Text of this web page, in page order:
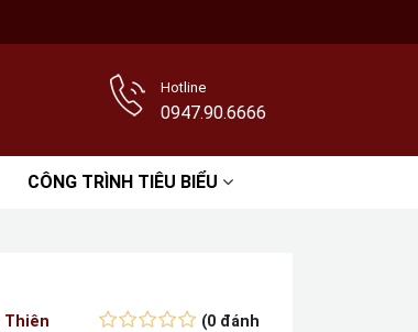
Hotline
0947.90.6666
CÔNG TRÌNH TIÊU BIỂU
Thiên
(0 đánh